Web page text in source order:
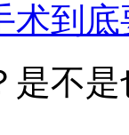
术到
是不